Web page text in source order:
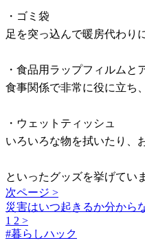
・ゴミ袋
足を突っ込んで暖房代わり
・食品用ラップフィルムと
食事関係で非常に役に立ち
・ウェットティッシュ
いろいろな物を拭いたり、
といったグッズを挙げてい
次ページ >
災害はいつ起きるか分から
1 2 >
#暮らしハック